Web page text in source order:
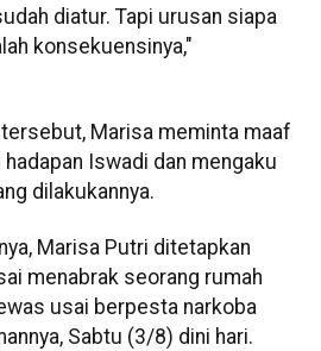
diatur. Tapi urusan siapa
konsekuensinya,"
Marisa meminta maaf
Iswadi dan mengaku
dilakukannya.
Marisa Putri ditetapkan
menabrak seorang rumah
usai berpesta narkoba
Sabtu (3/8) dini hari.